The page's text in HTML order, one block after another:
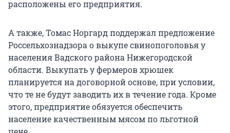
расположены его предприятия.
А также, Томас Норгард поддержал предложение
Россельхознадзора о выкупе свинопоголовья у
населения Вадского района Нижегородской
области. Выкупать у фермеров хрюшек
планируется на договорной основе, при условии,
что те не будут заводить их в течение года. Кроме
этого, предприятие обязуется обеспечить
население качественным мясом по льготной